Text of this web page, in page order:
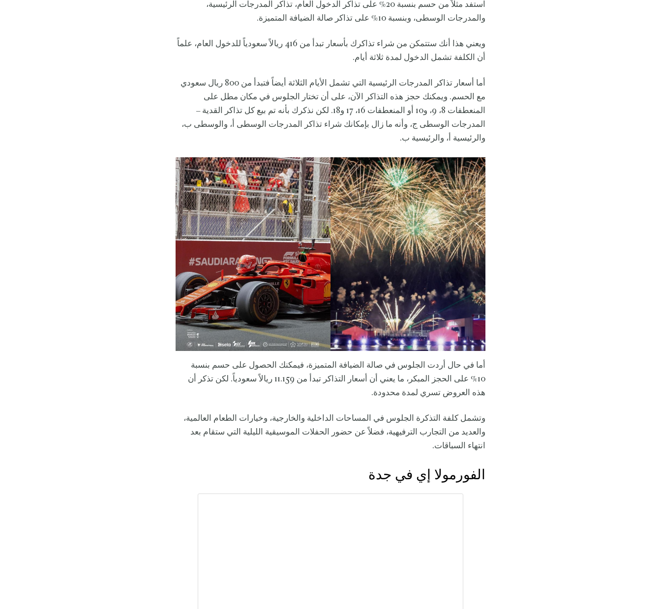
استفد مثلاً من حسم بنسبة 20% على تذاكر الدخول العام، تذاكر المدرجات الرئيسية،
والمدرجات الوسطى، وبنسبة 10% على تذاكر صالة الضيافة المتميزة.
ويعني هذا أنك ستتمكن من شراء تذاكرك بأسعار تبدأ من 416 ريالاً سعودياً للدخول العام، علماً
أن الكلفة تشمل الدخول لمدة ثلاثة أيام.
أما أسعار تذاكر المدرجات الرئيسية التي تشمل الأيام الثلاثة أيضاً فتبدأ من 800 ريال سعودي
مع الحسم. ويمكنك حجز هذه التذاكر الآن، على أن تختار الجلوس في مكان مطل على
المنعطفات 8، 9، و10 أو المنعطفات 16، 17 و18. لكن نذكرك بأنه تم بيع كل تذاكر القدية –
المدرجات الوسطى ج، وأنه ما زال بإمكانك شراء تذاكر المدرجات الوسطى أ، والوسطى ب،
والرئيسية أ، والرئيسية ب.
أما في حال أردت الجلوس في صالة الضيافة المتميزة، فيمكنك الحصول على حسم بنسبة
10% على الحجز المبكر، ما يعني أن أسعار التذاكر تبدأ من 11.159 ريالاً سعودياً. لكن تذكر أن
هذه العروض تسري لمدة محدودة.
وتشمل كلفة التذكرة الجلوس في المساحات الداخلية والخارجية، وخيارات الطعام العالمية،
والعديد من التجارب الترفيهية، فضلاً عن حضور الحفلات الموسيقية الليلية التي ستقام بعد
انتهاء السباقات.
الفورمولا إي في جدة